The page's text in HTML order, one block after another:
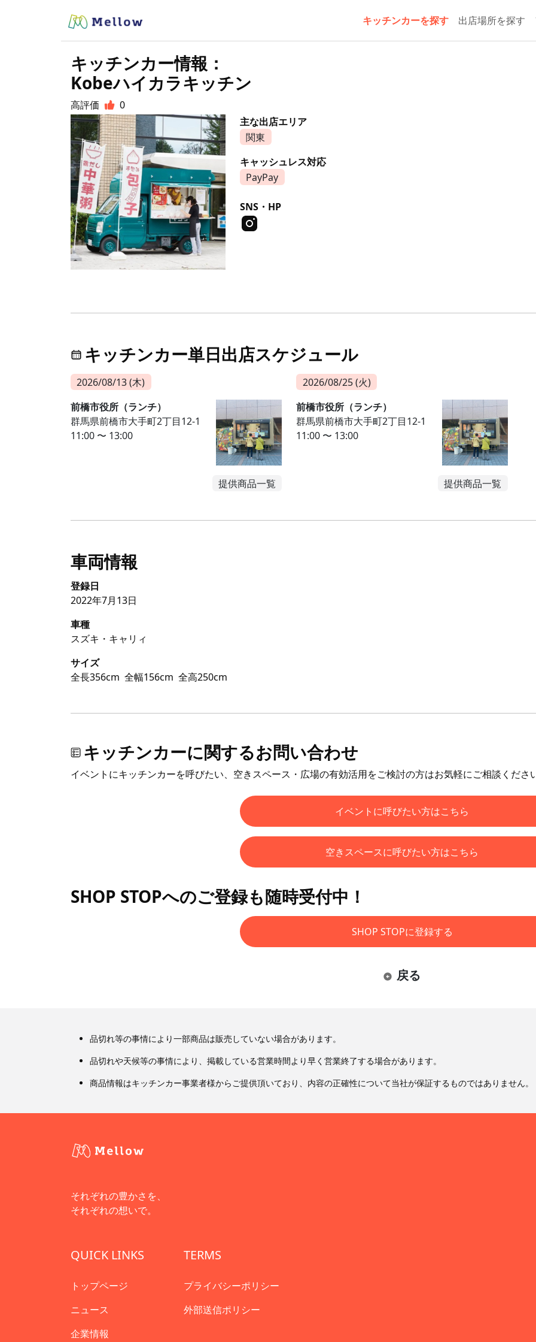
キッチンカーを探す 出店場所を探す
キッチンカー情報：
Kobeハイカラキッチン
高評価
0
主な出店エリア
関東
キャッシュレス対応
PayPay
SNS・HP
キッチンカー単日出店スケジュール
2026/08/13 (木)
前橋市役所（ランチ）
群馬県前橋市大手町2丁目12-1
11:00 〜 13:00
提供商品一覧
2026/08/25 (火)
前橋市役所（ランチ）
群馬県前橋市大手町2丁目12-1
11:00 〜 13:00
提供商品一覧
車両情報
登録日
2022年7月13日
車種
スズキ・キャリィ
サイズ
全長356cm 全幅156cm 全高250cm
キッチンカーに関するお問い合わせ
イベントにキッチンカーを呼びたい、空きスペース・広場の有効活用をご検討の方はお気軽にご相談くださ
イベントに呼びたい方はこちら
空きスペースに呼びたい方はこちら
SHOP STOPへのご登録も随時受付中！
SHOP STOPに登録する
戻る
品切れ等の事情により一部商品は販売していない場合があります。
品切れや天候等の事情により、掲載している営業時間より早く営業終了する場合があります。
商品情報はキッチンカー事業者様からご提供頂いており、内容の正確性について当社が保証するものではありません。
それぞれの豊かさを、
それぞれの想いで。
QUICK LINKS
トップページ
ニュース
企業情報
TERMS
プライバシーポリシー
外部送信ポリシー